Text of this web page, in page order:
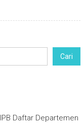
Cari
Daftar Departemen